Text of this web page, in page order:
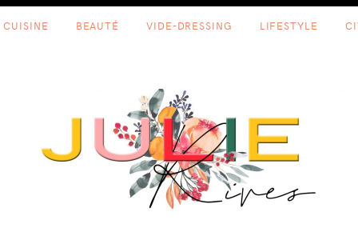
CUISINE BEAUTÉ VIDE-DRESSING LIFESTYLE